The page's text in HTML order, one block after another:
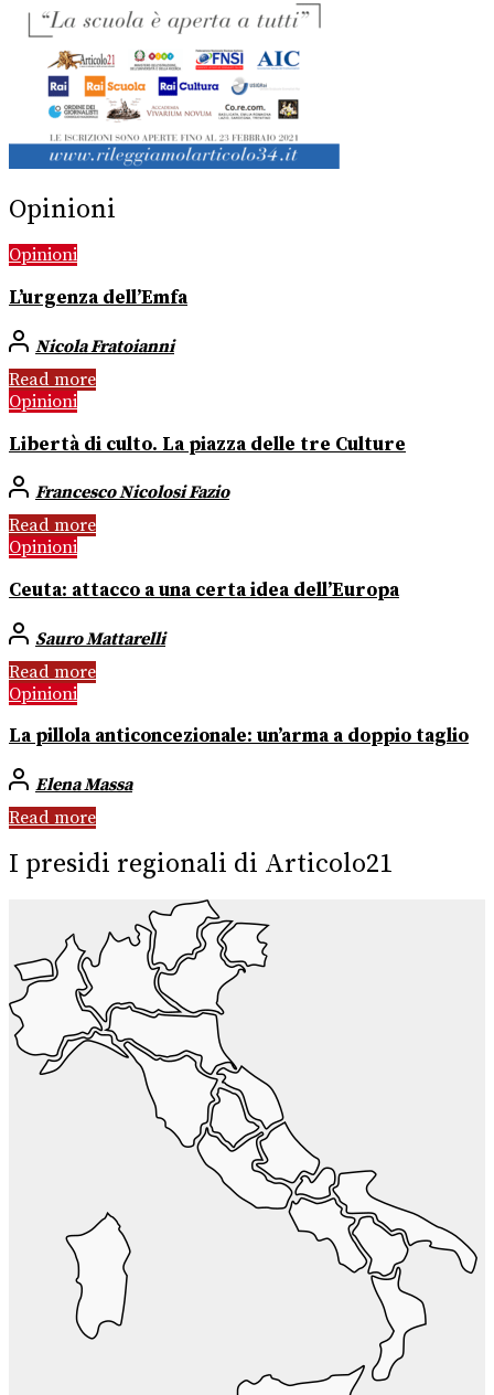
Opinioni
Opinioni
L’urgenza dell’Emfa
Nicola Fratoianni
Read more
Opinioni
Libertà di culto. La piazza delle tre Culture
Francesco Nicolosi Fazio
Read more
Opinioni
Ceuta: attacco a una certa idea dell’Europa
Sauro Mattarelli
Read more
Opinioni
La pillola anticoncezionale: un’arma a doppio taglio
Elena Massa
Read more
I presidi regionali di Articolo21